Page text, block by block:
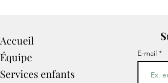
Accueil
Équipe
Services enfants
E-mail